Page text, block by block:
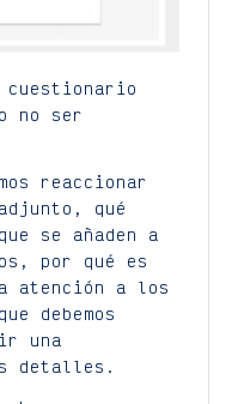
cuestionario
no ser
reaccionar
qué
se añaden a
por qué es
atención a los
debemos
una
detalles.